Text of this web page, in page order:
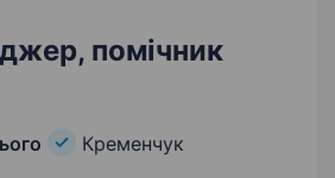
помічник
Кременчук